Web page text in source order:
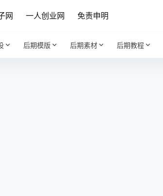
网 一人创业网 免责申明
后期模版 后期素材 后期教程